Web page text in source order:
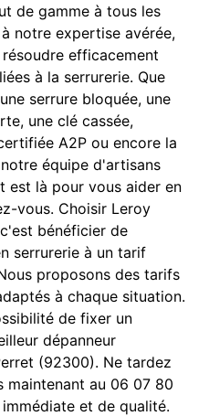
de gamme à tous les
notre expertise avérée,
efficacement
à la serrurerie. Que
serrure bloquée, une
une clé cassée,
A2P ou encore la
équipe d'artisans
est là pour vous aider en
vous. Choisir Leroy
bénéficier de
serrurerie à un tarif
proposons des tarifs
à chaque situation.
de fixer un
dépanneur
(92300). Ne tardez
maintenant au 06 07 80
et de qualité.